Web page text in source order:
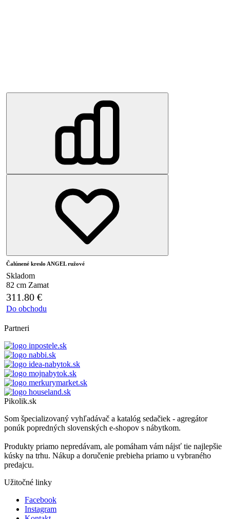
Čalúnené kreslo ANGEL ružové
Skladom
82 cm Zamat
311.80 €
Do obchodu
Partneri
Pikolik.sk
Som špecializovaný vyhľadávač a katalóg sedačiek - agregátor
ponúk popredných slovenských e-shopov s nábytkom.
Produkty priamo nepredávam, ale pomáham vám nájsť tie najlepšie
kúsky na trhu. Nákup a doručenie prebieha priamo u vybraného
predajcu.
Užitočné linky
Facebook
Instagram